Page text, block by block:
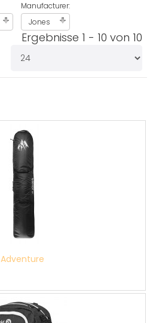
Manufacturer:
Jones
Ergebnisse 1 - 10 von 10
Adventure